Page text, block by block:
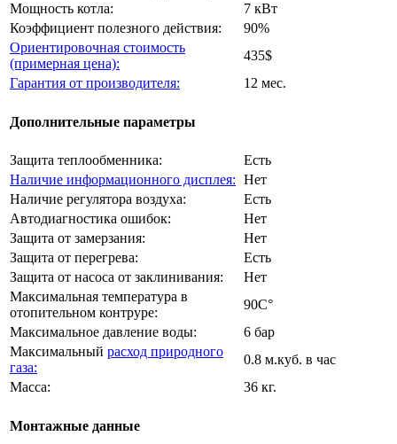
Мощность котла:
7 кВт
Коэффициент полезного действия:
90%
Ориентировочная стоимость
(примерная цена):
435$
Гарантия от производителя:
12 мес.
Дополнительные параметры
Защита теплообменника:
Есть
Наличие информационного дисплея: Нет
Наличие регулятора воздуха:
Есть
Автодиагностика ошибок:
Нет
Защита от замерзания:
Нет
Защита от перегрева:
Есть
Защита от насоса от заклинивания:
Нет
Максимальная температура в
отопительном контруре:
90C°
Максимальное давление воды:
6 бар
Максимальный расход природного
газа:
0.8 м.куб. в час
Масса:
36 кг.
Монтажные данные